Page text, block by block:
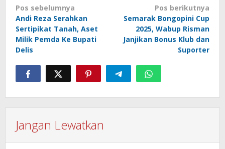
Navigasi
pos
Pos sebelumnya
Andi Reza Serahkan
Sertipikat Tanah, Aset
Milik Pemda Ke Bupati
Delis
Pos berikutnya
Semarak Bongopini Cup
2025, Wabup Risman
Janjikan Bonus Klub dan
Suporter
Jangan Lewatkan